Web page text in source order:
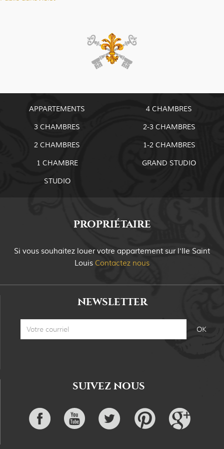
APPARTEMENTS
4 CHAMBRES
3 CHAMBRES
2-3 CHAMBRES
2 CHAMBRES
1-2 CHAMBRES
1 CHAMBRE
GRAND STUDIO
STUDIO
PROPRIÉTAIRE
Si vous souhaitez louer votre appartement sur l'Ile Saint
Louis Contactez nous
NEWSLETTER
SUIVEZ NOUS